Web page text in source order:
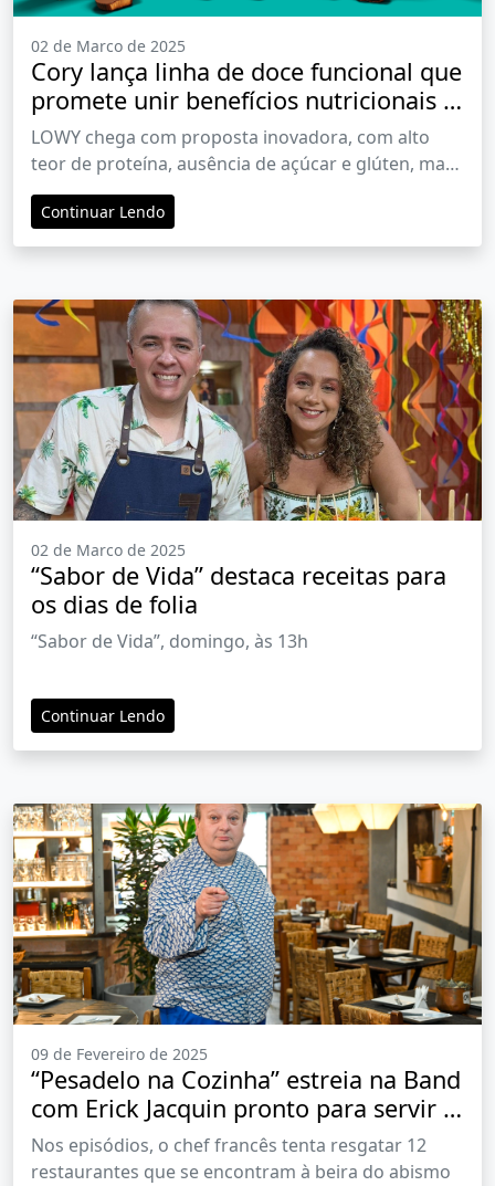
02 de Marco de 2025
Cory lança linha de doce funcional que
promete unir benefícios nutricionais e
sabor
LOWY chega com proposta inovadora, com alto
teor de proteína, ausência de açúcar e glúten, mas
altamente saborosa. Lançamento será realizado
durante evento esportivo TriCamp, em Ribeirão
Preto/SP, sede da empresa
Continuar Lendo
02 de Marco de 2025
“Sabor de Vida” destaca receitas para
os dias de folia
“Sabor de Vida”, domingo, às 13h
Continuar Lendo
09 de Fevereiro de 2025
“Pesadelo na Cozinha” estreia na Band
com Erick Jacquin pronto para servir o
caos toda terça-feira
Nos episódios, o chef francês tenta resgatar 12
restaurantes que se encontram à beira do abismo